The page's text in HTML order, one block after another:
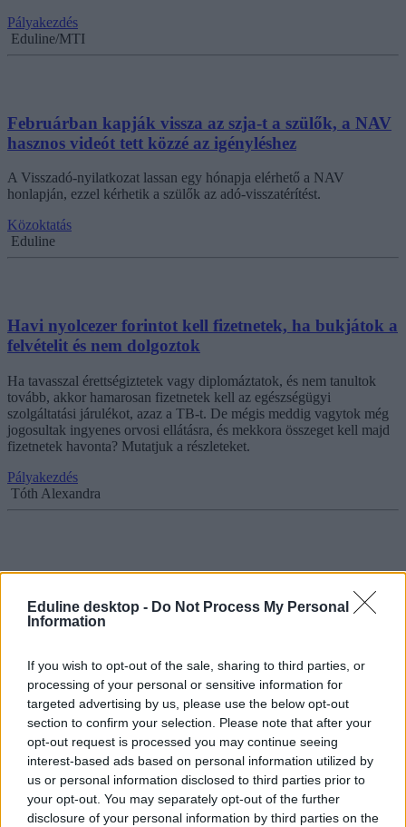
Eduline desktop - Do Not Process My Personal
Information
If you wish to opt-out of the sale, sharing to third parties, or
processing of your personal or sensitive information for
targeted advertising by us, please use the below opt-out
section to confirm your selection. Please note that after your
opt-out request is processed you may continue seeing
interest-based ads based on personal information utilized by
us or personal information disclosed to third parties prior to
your opt-out. You may separately opt-out of the further
disclosure of your personal information by third parties on the
Pályakezdés
Eduline/MTI
Februárban kapják vissza az szja-t a szülők, a NAV
hasznos videót tett közzé az igényléshez
A Visszadó-nyilatkozat lassan egy hónapja elérhető a NAV
honlapján, ezzel kérhetik a szülők az adó-visszatérítést.
Közoktatás
Eduline
Havi nyolcezer forintot kell fizetnetek, ha bukjátok a
felvételit és nem dolgoztok
Ha tavasszal érettségiztetek vagy diplomáztatok, és nem tanultok
tovább, akkor hamarosan fizetnetek kell az egészségügyi
szolgáltatási járulékot, azaz a TB-t. De mégis meddig vagytok még
jogosultak ingyenes orvosi ellátásra, és mekkora összeget kell majd
fizetnetek havonta? Mutatjuk a részleteket.
Pályakezdés
Tóth Alexandra
A NAV figyelmeztet: mielőtt diákmunkát
vállalnátok, ellenőrizzétek a leendő munkáltatót a
honlapjukon
kockázatos munkába állni - hívták fel a figyelmet.
Pályakezdés
Eduline/MTI
Holnaptól komoly pénzeket kell fizetnetek, ha nem
tanultok vagy dolgoztok